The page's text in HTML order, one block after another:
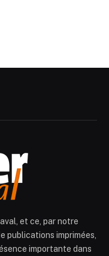
et ce, par notre
publications imprimées,
importante dans